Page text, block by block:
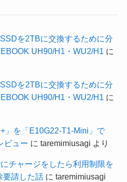
を2TBに交換するために分
UH90/H1・WU2/H1 に
を2TBに交換するために分
UH90/H1・WU2/H1 に
」を「E10G22-T1-Mini」で
ビュー に taremimiusagi より
チャージをしたら利用制限を
要請した話に taremimiusagi